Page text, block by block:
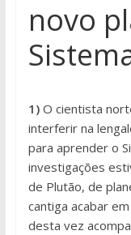
novo
1)O cientista
interferir na
para aprender o
investigações
de Plutão, de
cantiga acabar
desta vez